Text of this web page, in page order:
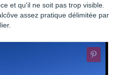
et qu'il ne soit pas trop visible.
assez pratique délimitée par